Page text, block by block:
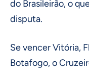
do Brasileirão, o
disputa.
Se vencer Vitória,
Botafogo, o